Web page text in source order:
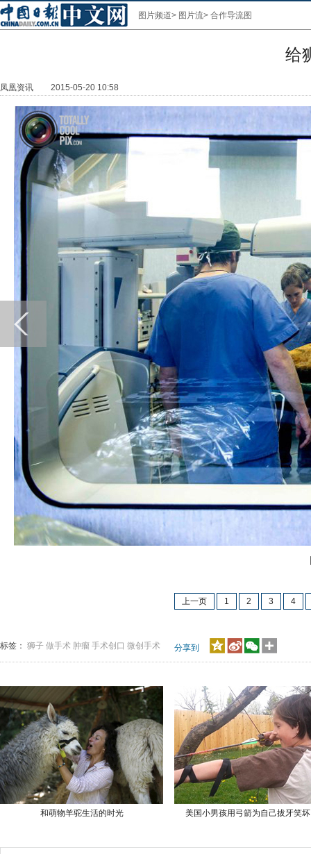
图片频道> 图片流> 合作导流图
给
凤凰资讯 2015-05-20 10:58
上一页 1 2 3 4
标签： 狮子 做手术 肿瘤 手术创口 微创手术 分享到
和萌物羊驼生活的时光 美国小男孩用弓箭为自己拔牙笑